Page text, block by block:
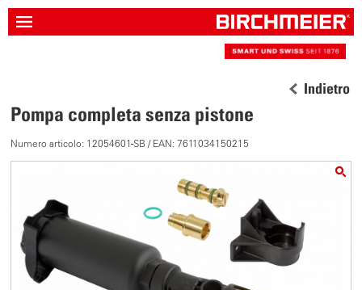
Indietro
Pompa completa senza pistone
Numero articolo: 12054601-SB / EAN: 7611034150215